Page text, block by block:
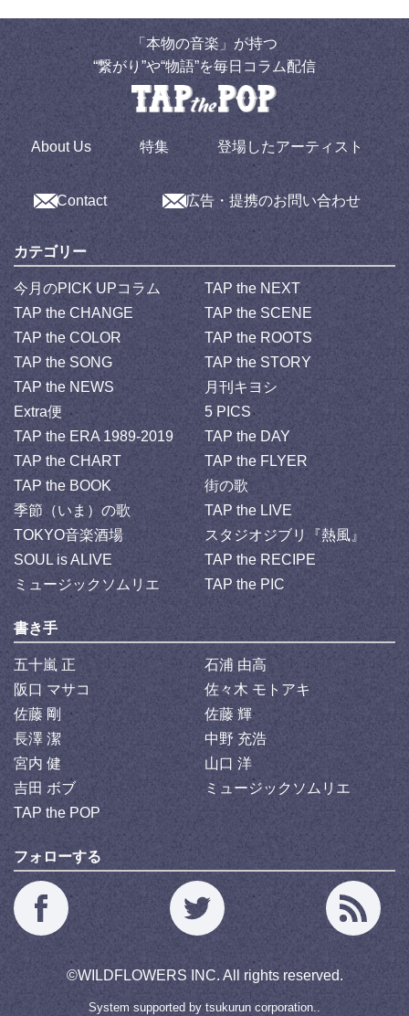
「本物の音楽」が持つ
“繋がり”や“物語”を毎日コラム配信
About Us 特集 登場したアーティスト
Contact 広告・提携のお問い合わせ
カテゴリー
今月のPICK UPコラム
TAP the NEXT
TAP the CHANGE
TAP the SCENE
TAP the COLOR
TAP the ROOTS
TAP the SONG
TAP the STORY
TAP the NEWS
月刊キヨシ
Extra便
5 PICS
TAP the ERA 1989-2019
TAP the DAY
TAP the CHART
TAP the FLYER
TAP the BOOK
街の歌
季節（いま）の歌
TAP the LIVE
TOKYO音楽酒場
スタジオジブリ『熱風』
SOUL is ALIVE
TAP the RECIPE
ミュージックソムリエ
TAP the PIC
書き手
五十嵐 正
石浦 由高
阪口 マサコ
佐々木 モトアキ
佐藤 剛
佐藤 輝
長澤 潔
中野 充浩
宮内 健
山口 洋
吉田 ボブ
ミュージックソムリエ
TAP the POP
フォローする
©WILDFLOWERS INC. All rights reserved.
System supported by tsukurun corporation..